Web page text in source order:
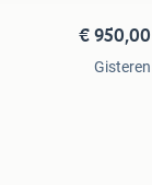
€ 950,00
Gisteren